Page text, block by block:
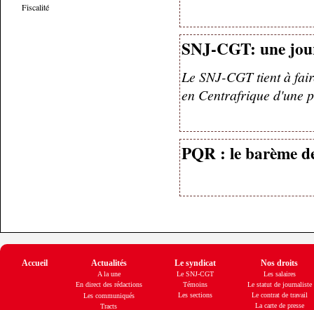
Fiscalité
SNJ-CGT: une
Le SNJ-CGT tient à
en Centrafrique d'une
PQR : le barème
Accueil Actualités Le syndicat Nos droits
A la une
En direct des rédactions
Les communiqués
Tracts
Le SNJ-CGT
Témoins
Les sections
Les salaires
Le statut de journaliste
Le contrat de travail
La carte de presse